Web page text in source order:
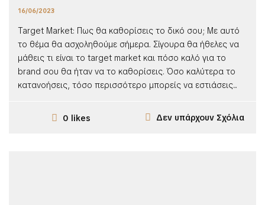
16/06/2023
Target Market: Πως θα καθορίσεις το δικό σου; Με αυτό
το θέμα θα ασχοληθούμε σήμερα. Σίγουρα θα ήθελες να
μάθεις τι είναι το target market και πόσο καλό για το
brand σου θα ήταν να το καθορίσεις. Όσο καλύτερα το
κατανοήσεις, τόσο περισσότερο μπορείς να εστιάσεις...
0 likes Δεν υπάρχουν Σχόλια